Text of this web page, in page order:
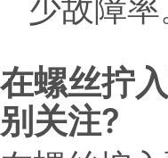
少故障率
在螺丝拧
别关注?